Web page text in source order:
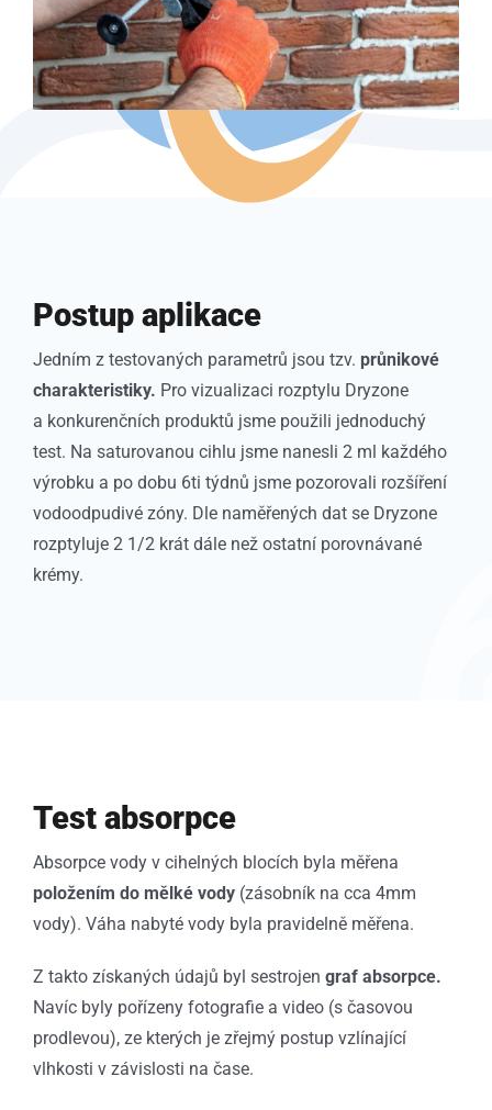
Postup aplikace
Jedním z testovaných parametrů jsou tzv. průnikové
charakteristiky. Pro vizualizaci rozptylu Dryzone
a konkurenčních produktů jsme použili jednoduchý
test. Na saturovanou cihlu jsme nanesli 2 ml každého
výrobku a po dobu 6ti týdnů jsme pozorovali rozšíření
vodoodpudivé zóny. Dle naměřených dat se Dryzone
rozptyluje 2 1/2 krát dále než ostatní porovnávané
krémy.
Test absorpce
Absorpce vody v cihelných blocích byla měřena
položením do mělké vody(zásobník na cca 4mm
vody). Váha nabyté vody byla pravidelně měřena.
Z takto získaných údajů byl sestrojen graf absorpce.
Navíc byly pořízeny fotografie a video (s časovou
prodlevou), ze kterých je zřejmý postup vzlínající
vlhkosti v závislosti na čase.